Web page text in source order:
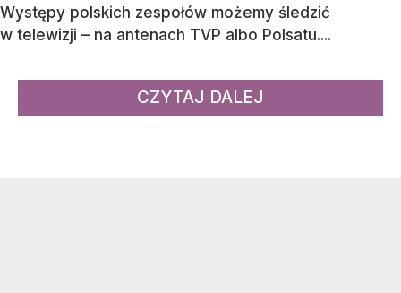
Występy polskich zespołów możemy śledzić
w telewizji – na antenach TVP albo Polsatu....
CZYTAJ DALEJ